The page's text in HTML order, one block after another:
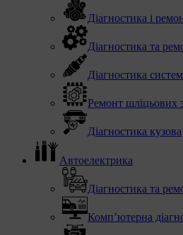
Діагностика і
Діагностика та
Діагностика
Ремонт шліцьових
Діагностика кузова
Автоелектрика
Діагностика та
Комп’ютерна